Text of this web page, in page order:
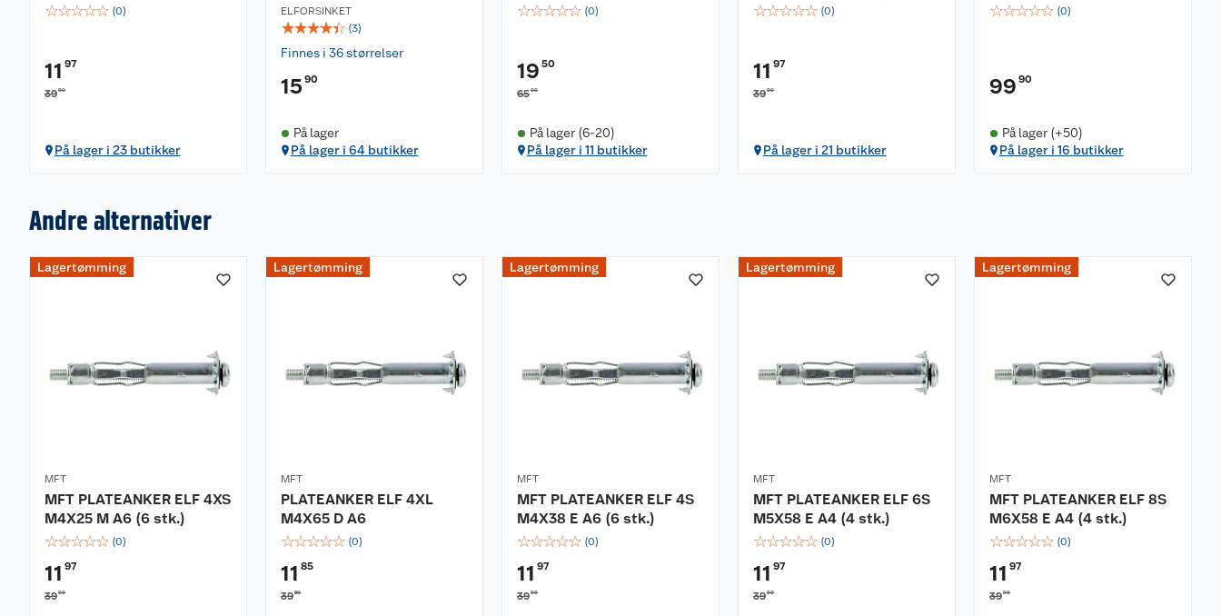
☆☆☆☆☆ (0)
11 97
3990
På lager i 23 butikker
ELFORSINKET
☆☆☆☆☆ (3)
Finnes i 36 størrelser
15 90
På lager
På lager i 64 butikker
☆☆☆☆☆ (0)
19 50
6500
På lager (6-20)
På lager i 11 butikker
☆☆☆☆☆ (0)
11 97
3990
På lager i 21 butikker
☆☆☆☆☆ (0)
99 90
På lager (+50)
På lager i 16 butikker
Andre alternativer
Lagertømming
MFT
MFT PLATEANKER ELF 4XS
M4X25 M A6 (6 stk.)
☆☆☆☆☆ (0)
11 97
3990
Lagertømming
MFT
PLATEANKER ELF 4XL
M4X65 D A6
☆☆☆☆☆ (0)
11 85
3950
Lagertømming
MFT
MFT PLATEANKER ELF 4S
M4X38 E A6 (6 stk.)
☆☆☆☆☆ (0)
11 97
3990
Lagertømming
MFT
MFT PLATEANKER ELF 6S
M5X58 E A4 (4 stk.)
☆☆☆☆☆ (0)
11 97
3990
Lagertømming
MFT
MFT PLATEANKER ELF 8S
M6X58 E A4 (4 stk.)
☆☆☆☆☆ (0)
11 97
3990